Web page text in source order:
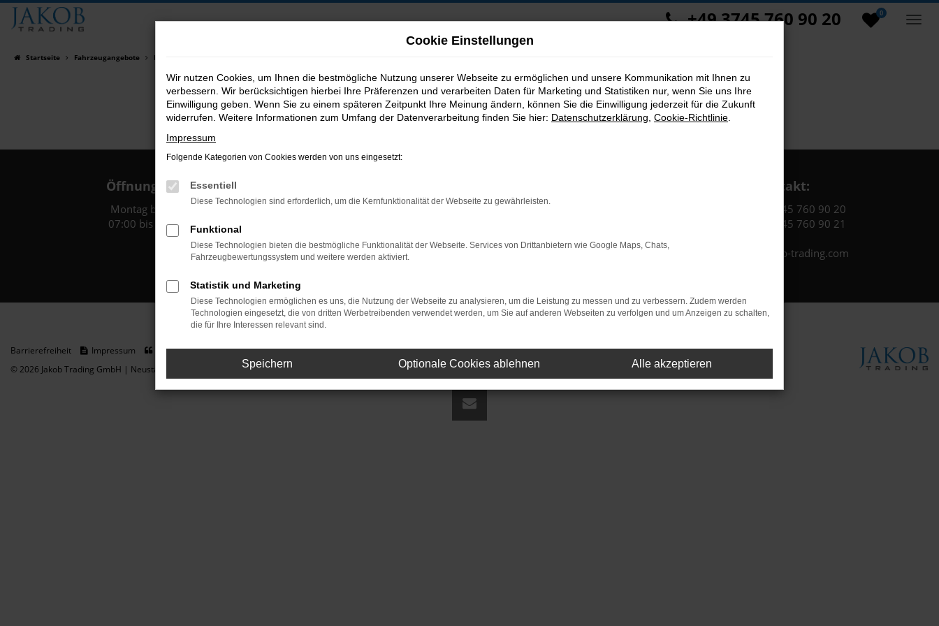
Zum
Hauptinhalt
0
+49 3745 760 90 20
Startseite Fahrzeugangebote Fahrzeugsuche
B2B-Shop
Öffnungszeiten:
Montag bis Freitag:
07:00 bis 18:00 Uhr
Jakob Trading GmbH
D-08223 Neustadt/Vogtland
Kontakt:
Tel.: +49 3745 760 90 20
Fax: +49 3745 760 90 21
Mail: fj@jakob-trading.com
Barrierefreiheit Impressum Datenschutz
Cookie Einstellungen
© 2026 Jakob Trading GmbH | Neustädter Straße 1 | DE-08223 Neustadt/Vogtland | fj@jakob-trading.com |Webdesign by audaris.de
Cookie Einstellungen
Wir nutzen Cookies, um Ihnen die bestmögliche Nutzung unserer Webseite zu ermöglichen und unsere Kommunikation mit Ihnen zu
verbessern. Wir berücksichtigen hierbei Ihre Präferenzen und verarbeiten Daten für Marketing und Statistiken nur, wenn Sie uns Ihre
Einwilligung geben. Wenn Sie zu einem späteren Zeitpunkt Ihre Meinung ändern, können Sie die Einwilligung jederzeit für die Zukunft
widerrufen. Weitere Informationen zum Umfang der Datenverarbeitung finden Sie hier: Datenschutzerklärung Cookie-Richtlinie
Impressum
Folgende Kategorien von Cookies werden von uns eingesetzt:
Essentiell
Diese Technologien sind erforderlich, um die Kernfunktionalität der Webseite zu gewährleisten.
Funktional
Diese Technologien bieten die bestmögliche Funktionalität der Webseite. Services von Drittanbietern wie Google Maps, Chats,
Fahrzeugbewertungssystem und weitere werden aktiviert.
Statistik und Marketing
Diese Technologien ermöglichen es uns, die Nutzung der Webseite zu analysieren, um die Leistung zu messen und zu verbessern. Zudem werden
Technologien eingesetzt, die von dritten Werbetreibenden verwendet werden, um Sie auf anderen Webseiten zu verfolgen und um Anzeigen zu schalten,
die für Ihre Interessen relevant sind.
Speichern Optionale Cookies ablehnen Alle akzeptieren